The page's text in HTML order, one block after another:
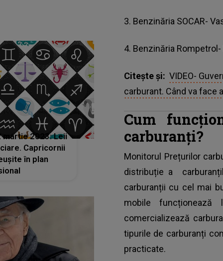
3. Benzinăria SOCAR-
4. Benzinăria
Citește și: VIDEO-
carburant. Când va face
Cum
carburanți?
Monitorul Prețurilor
distribuție a
carburanții cu cel mai
mobile
comercializează
tipurile de carburanți
practicate.
martie 2023: Leii
Capricornii
în plan